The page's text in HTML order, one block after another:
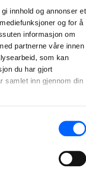
innhold og annonser et
og for å
informasjon om
partnerne våre innen
som kan
du har gjort
samlet inn gjennom din